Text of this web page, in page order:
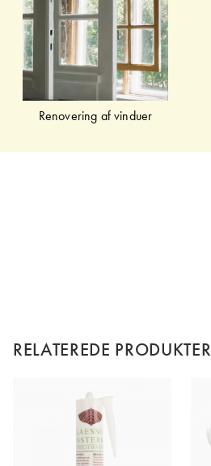
Renovering af vinduer
RELATEREDE PRODUKTER